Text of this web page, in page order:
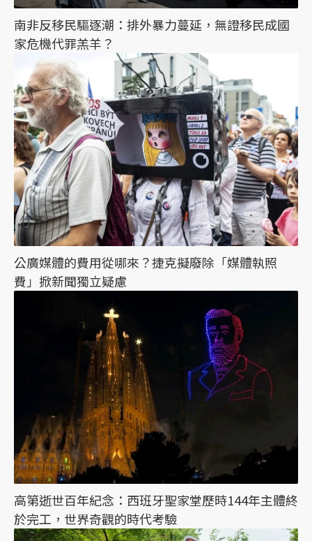
南非反移民驅逐潮：排外暴力蔓延，無證移民成國
家危機代罪羔羊？
公廣媒體的費用從哪來？捷克擬廢除「媒體執照
費」掀新聞獨立疑慮
高第逝世百年紀念：西班牙聖家堂歷時144年主體終
於完工，世界奇觀的時代考驗